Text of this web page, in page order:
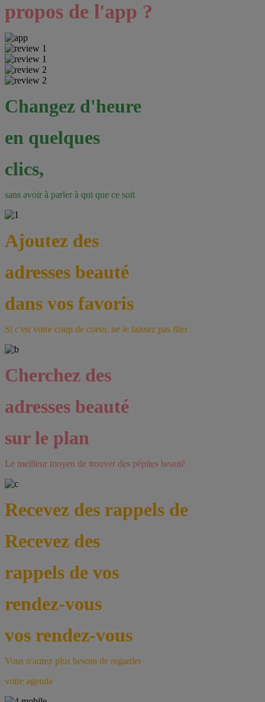
propos de l'app ?
Changez d'heure
en quelques
clics,
sans avoir à parler à qui que ce soit
Ajoutez des
adresses beauté
dans vos favoris
Si c'est votre coup de coeur, ne le laissez pas filer
Cherchez des
adresses beauté
sur le plan
Le meilleur moyen de trouver des pépites beauté
Recevez des rappels de
Recevez des
rappels de vos
rendez-vous
vos rendez-vous
Vous n'aurez plus besoin de regarder
votre agenda